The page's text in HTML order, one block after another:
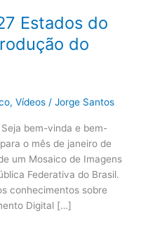
Estados do
do
, Vídeos / Jorge Santos
bem-vinda e bem-
o mês de janeiro de
um Mosaico de Imagens
Federativa do Brasil.
conhecimentos sobre
Digital […]